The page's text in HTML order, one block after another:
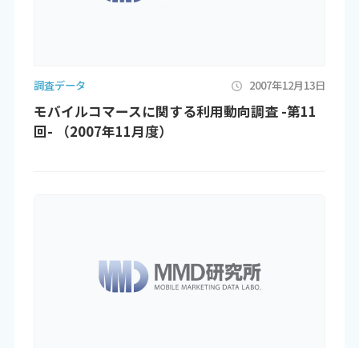
調査データ 2007年12月13日
モバイルコマースに関する利用動向調査 -第11
回- （2007年11月度）